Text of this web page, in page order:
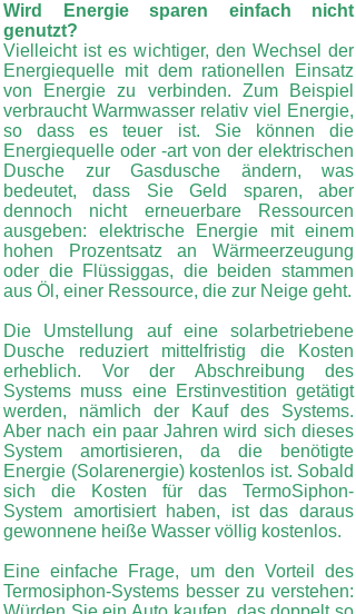
Wird Energie sparen einfach nicht
genutzt?
Vielleicht ist es wichtiger, den Wechsel der
Energiequelle mit dem rationellen Einsatz
von Energie zu verbinden. Zum Beispiel
verbraucht Warmwasser relativ viel Energie,
so dass es teuer ist. Sie können die
Energiequelle oder -art von der elektrischen
Dusche zur Gasdusche ändern, was
bedeutet, dass Sie Geld sparen, aber
dennoch nicht erneuerbare Ressourcen
ausgeben: elektrische Energie mit einem
hohen Prozentsatz an Wärmeerzeugung
oder die Flüssiggas, die beiden stammen
aus Öl, einer Ressource, die zur Neige geht.
Die Umstellung auf eine solarbetriebene
Dusche reduziert mittelfristig die Kosten
erheblich. Vor der Abschreibung des
Systems muss eine Erstinvestition getätigt
werden, nämlich der Kauf des Systems.
Aber nach ein paar Jahren wird sich dieses
System amortisieren, da die benötigte
Energie (Solarenergie) kostenlos ist. Sobald
sich die Kosten für das TermoSiphon-
System amortisiert haben, ist das daraus
gewonnene heiße Wasser völlig kostenlos.
Eine einfache Frage, um den Vorteil des
Termosiphon-Systems besser zu verstehen: